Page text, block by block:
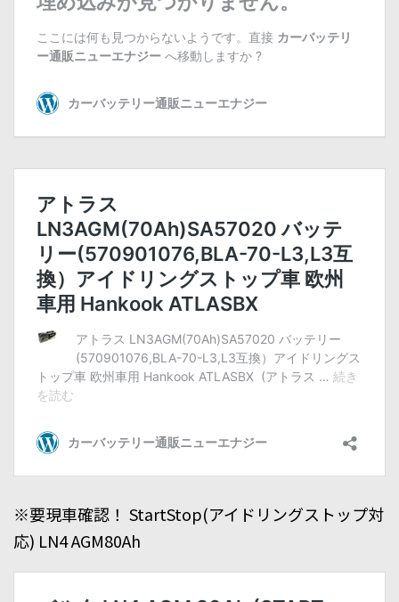
※要現車確認！ StartStop(アイドリングストップ対
応) LN4 AGM80Ah